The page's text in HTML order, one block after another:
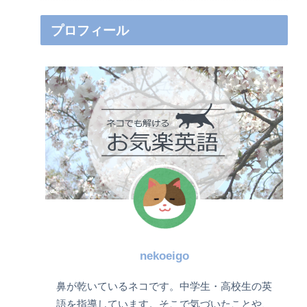
プロフィール
nekoeigo
鼻が乾いているネコです。中学生・高校生の英
語を指導しています。そこで気づいたことや、